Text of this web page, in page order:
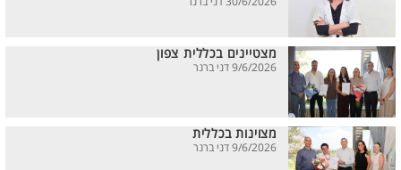
מצטיינים בכללית צפון
9/6/2026 דני ברנר
מצוינות בכללית
9/6/2026 דני ברנר